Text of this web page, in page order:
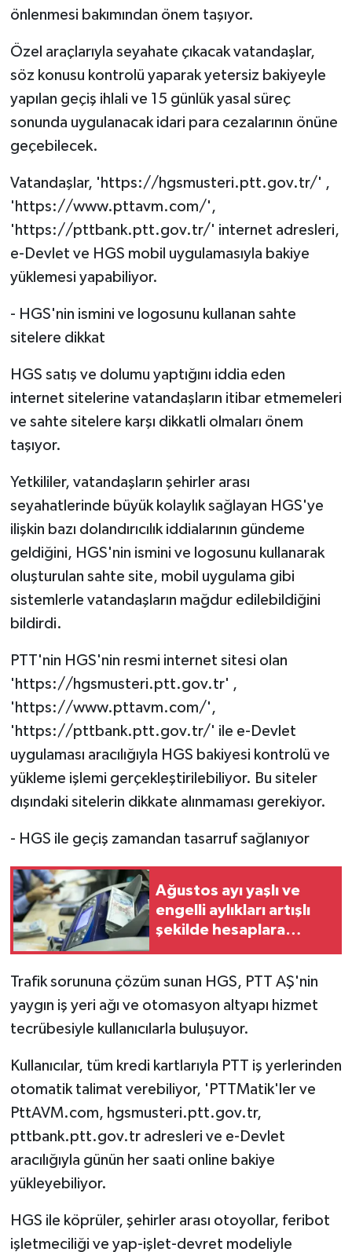
önlenmesi bakımından önem taşıyor.
Özel araçlarıyla seyahate çıkacak vatandaşlar,
söz konusu kontrolü yaparak yetersiz bakiyeyle
yapılan geçiş ihlali ve 15 günlük yasal süreç
sonunda uygulanacak idari para cezalarının önüne
geçebilecek.
Vatandaşlar, 'https://hgsmusteri.ptt.gov.tr/' ,
'https://www.pttavm.com/',
'https://pttbank.ptt.gov.tr/' internet adresleri,
e-Devlet ve HGS mobil uygulamasıyla bakiye
yüklemesi yapabiliyor.
- HGS'nin ismini ve logosunu kullanan sahte
sitelere dikkat
HGS satış ve dolumu yaptığını iddia eden
internet sitelerine vatandaşların itibar etmemeleri
ve sahte sitelere karşı dikkatli olmaları önem
taşıyor.
Yetkililer, vatandaşların şehirler arası
seyahatlerinde büyük kolaylık sağlayan HGS'ye
ilişkin bazı dolandırıcılık iddialarının gündeme
geldiğini, HGS'nin ismini ve logosunu kullanarak
oluşturulan sahte site, mobil uygulama gibi
sistemlerle vatandaşların mağdur edilebildiğini
bildirdi.
PTT'nin HGS'nin resmi internet sitesi olan
'https://hgsmusteri.ptt.gov.tr' ,
'https://www.pttavm.com/',
'https://pttbank.ptt.gov.tr/' ile e-Devlet
uygulaması aracılığıyla HGS bakiyesi kontrolü ve
yükleme işlemi gerçekleştirilebiliyor. Bu siteler
dışındaki sitelerin dikkate alınmaması gerekiyor.
- HGS ile geçiş zamandan tasarruf sağlanıyor
Ağustos ayı yaşlı ve
engelli aylıkları artışlı
şekilde hesaplara
Trafik sorununa çözüm sunan HGS, PTT AŞ'nin
yaygın iş yeri ağı ve otomasyon altyapı hizmet
tecrübesiyle kullanıcılarla buluşuyor.
Kullanıcılar, tüm kredi kartlarıyla PTT iş yerlerinden
otomatik talimat verebiliyor, 'PTTMatik'ler ve
PttAVM.com, hgsmusteri.ptt.gov.tr,
pttbank.ptt.gov.tr adresleri ve e-Devlet
aracılığıyla günün her saati online bakiye
yükleyebiliyor.
HGS ile köprüler, şehirler arası otoyollar, feribot
işletmeciliği ve yap-işlet-devret modeliyle